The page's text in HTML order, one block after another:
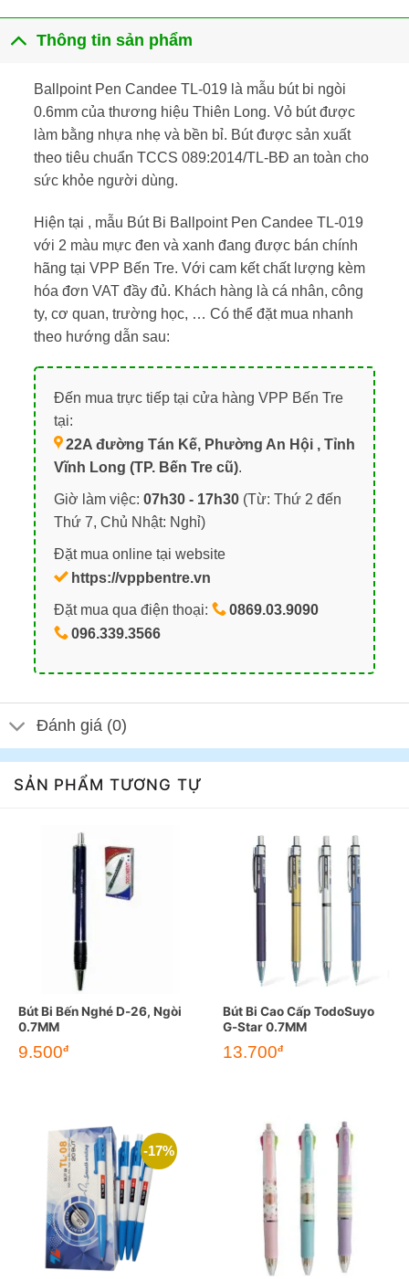
Thông tin sản phẩm
Ballpoint Pen Candee TL-019 là mẫu bút bi ngòi
0.6mm của thương hiệu Thiên Long. Vỏ bút được
làm bằng nhựa nhẹ và bền bỉ. Bút được sản xuất
theo tiêu chuẩn TCCS 089:2014/TL-BĐ an toàn cho
sức khỏe người dùng.
Hiện tại , mẫu Bút Bi Ballpoint Pen Candee TL-019
với 2 màu mực đen và xanh đang được bán chính
hãng tại VPP Bến Tre. Với cam kết chất lượng kèm
hóa đơn VAT đầy đủ. Khách hàng là cá nhân, công
ty, cơ quan, trường học, … Có thể đặt mua nhanh
theo hướng dẫn sau:
Đến mua trực tiếp tại cửa hàng VPP Bến Tre
tại:
22A đường Tán Kế, Phường An Hội , Tỉnh
Vĩnh Long (TP. Bến Tre cũ).
Giờ làm việc: 07h30 - 17h30(Từ: Thứ 2 đến
Thứ 7, Chủ Nhật: Nghỉ)
Đặt mua online tại website
https://vppbentre.vn
Đặt mua qua điện thoại:
0869.03.9090
096.339.3566
Đánh giá (0)
SẢN PHẨM TƯƠNG TỰ
Bút Bi Bến Nghé D-26, Ngòi
0.7MM
9.500đ
Bút Bi Cao Cấp TodoSuyo
G-Star 0.7MM
13.700đ
-17%